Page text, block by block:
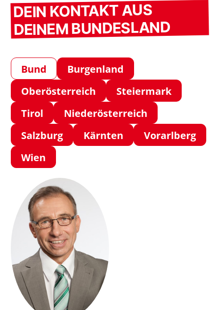
DEIN KONTAKT AUS
DEINEM BUNDESLAND
Bund
Burgenland
Oberösterreich
Steiermark
Tirol
Niederösterreich
Salzburg
Kärnten
Vorarlberg
Wien